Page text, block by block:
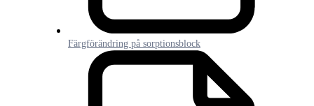
Färgförändring på sorptionsblock